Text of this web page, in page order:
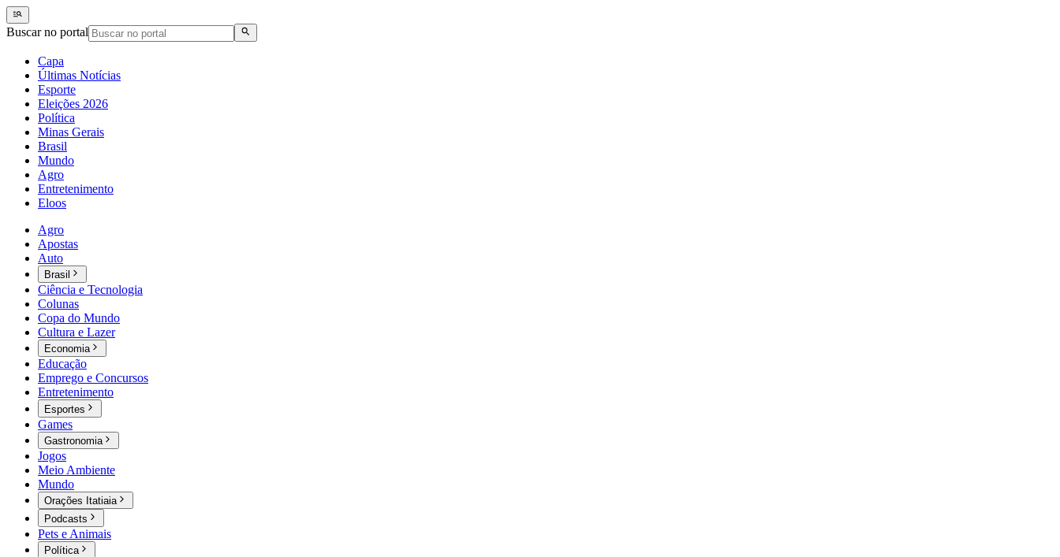
Buscar no portal
Capa
Últimas Notícias
Esporte
Eleições 2026
Política
Minas Gerais
Brasil
Mundo
Agro
Entretenimento
Eloos
Agro
Apostas
Auto
Brasil
Ciência e Tecnologia
Colunas
Copa do Mundo
Cultura e Lazer
Economia
Educação
Emprego e Concursos
Entretenimento
Esportes
Games
Gastronomia
Jogos
Meio Ambiente
Mundo
Orações Itatiaia
Podcasts
Pets e Animais
Política